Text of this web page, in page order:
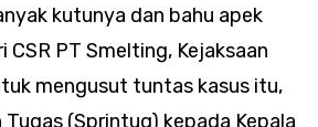
kutunya dan bahu apek
PT Smelting, Kejaksaan
mengusut tuntas kasus itu,
(Sprintug) kepada Kepala